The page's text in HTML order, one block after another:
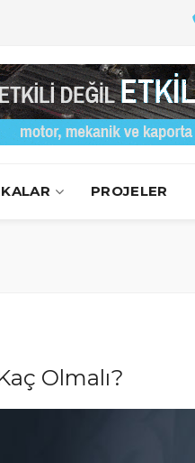
PROJELER
Olmalı?